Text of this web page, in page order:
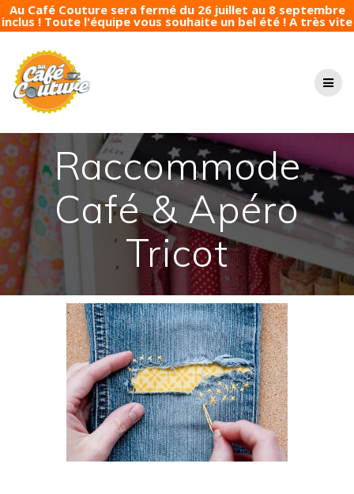
Au Café Couture sera fermé du 26 juillet au 8 septembre
inclus ! Toute l'équipe vous souhaite un bel été ! A très vite
Raccommode
Café & Apéro
Tricot